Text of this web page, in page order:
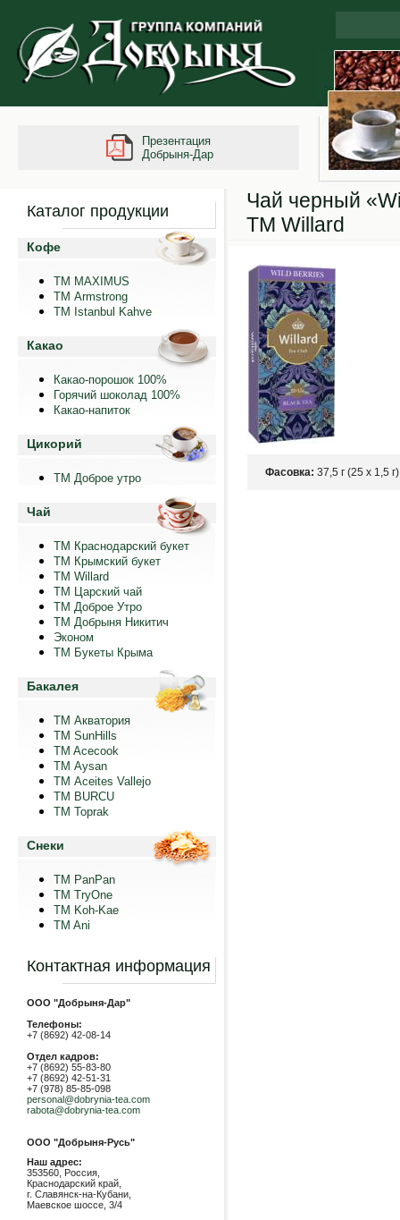
Презентация
Добрыня-Дар
Каталог продукции
Кофе
ТМ MAXIMUS
ТМ Armstrong
TM Istanbul Kahve
Какао
Какао-порошок 100%
Горячий шоколад 100%
Какао-напиток
Цикорий
ТМ Доброе утро
Чай
ТМ Краснодарский букет
ТМ Крымский букет
ТМ Willard
ТМ Царский чай
ТМ Доброе Утро
ТМ Добрыня Никитич
Эконом
ТМ Букеты Крыма
Бакалея
ТМ Акватория
ТМ SunHills
TM Acecook
ТМ Aysan
ТМ Aceites Vallejo
TM BURCU
TM Toprak
Снеки
TM PanPan
ТМ TryOne
ТМ Koh-Kae
TM Ani
Контактная информация
ООО "Добрыня-Дар"
Телефоны:
+7 (8692) 42-08-14
Отдел кадров:
+7 (8692) 55-83-80
+7 (8692) 42-51-31
+7 (978) 85-85-098
personal@dobrynia-tea.com
rabota@dobrynia-tea.com
ООО "Добрыня-Русь"
Наш адрес:
353560, Россия,
Краснодарский край,
г. Славянск-на-Кубани,
Маевское шоссе, 3/4
Чай черный
ТМ Willard
Фасовка: 37,5 г (25 х 1,5